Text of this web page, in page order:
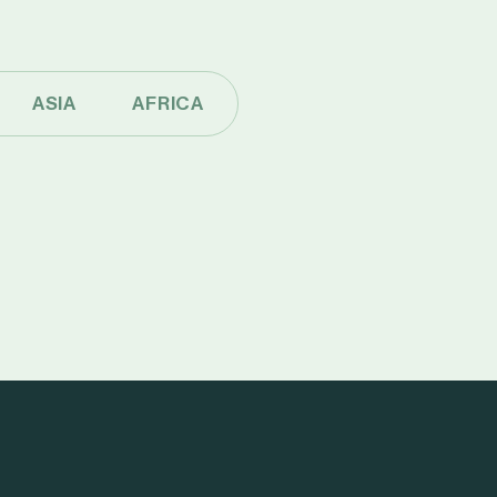
ASIA AFRICA